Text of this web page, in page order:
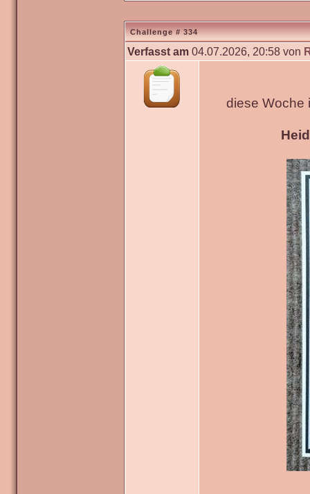
Challenge # 334
Verfasst am 04.07.2026, 20:58 von
diese Woche